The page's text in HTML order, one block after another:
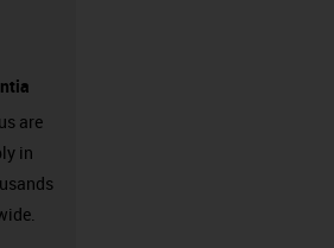
are
in